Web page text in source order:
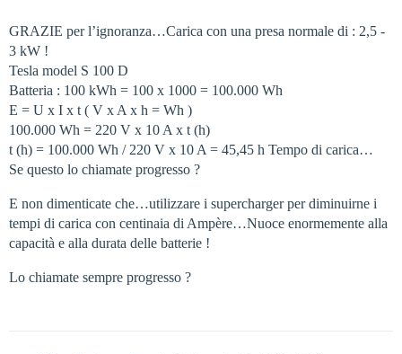
GRAZIE per l’ignoranza…Carica con una presa normale di : 2,5 -
3 kW !
Tesla model S 100 D
Batteria : 100 kWh = 100 x 1000 = 100.000 Wh
E = U x I x t ( V x A x h = Wh )
100.000 Wh = 220 V x 10 A x t (h)
t (h) = 100.000 Wh / 220 V x 10 A = 45,45 h Tempo di carica…
Se questo lo chiamate progresso ?
E non dimenticate che…utilizzare i supercharger per diminuirne i
tempi di carica con centinaia di Ampère…Nuoce enormemente alla
capacità e alla durata delle batterie !
Lo chiamate sempre progresso ?